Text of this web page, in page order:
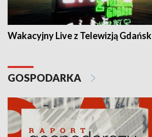
Wakacyjny Live z Telewizją Gdańsk
GOSPODARKA